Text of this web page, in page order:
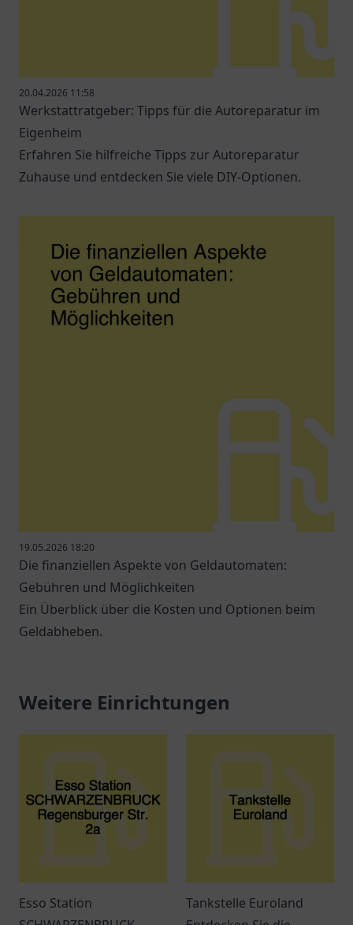
20.04.2026 11:58
Werkstattratgeber: Tipps für die Autoreparatur im
Eigenheim
Erfahren Sie hilfreiche Tipps zur Autoreparatur
Zuhause und entdecken Sie viele DIY-Optionen.
19.05.2026 18:20
Die finanziellen Aspekte von Geldautomaten:
Gebühren und Möglichkeiten
Ein Überblick über die Kosten und Optionen beim
Geldabheben.
Weitere Einrichtungen
Esso Station
Tankstelle Euroland